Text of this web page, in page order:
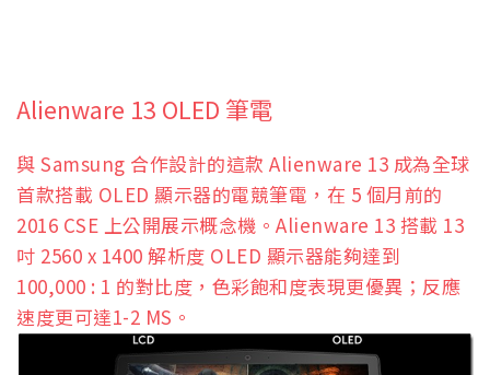
Alienware 13 OLED 筆電
與 Samsung 合作設計的這款 Alienware 13 成為全球
首款搭載 OLED 顯示器的電競筆電，在 5 個月前的
2016 CSE 上公開展示概念機。Alienware 13 搭載 13
吋 2560 x 1400 解析度 OLED 顯示器能夠達到
100,000 : 1 的對比度，色彩飽和度表現更優異；反應
速度更可達1-2 MS。